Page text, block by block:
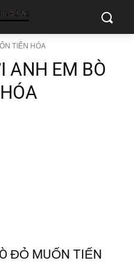
TIẾN HÓA
ANH EM BÒ
ĐỎ MUỐN TIẾN